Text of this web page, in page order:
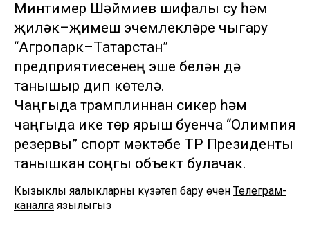
Минтимер Шәймиев шифалы су һәм
җиләк–җимеш эчемлекләре чыгару
“Агропарк–Татарстан”
предприятиесенең эше белән дә
танышыр дип көтелә.
Чаңгыда трамплиннан сикерү һәм
чаңгыда ике төр ярыш буенча “Олимпия
резервы” спорт мәктәбе ТР Президенты
танышкан соңгы объект булачак.
Кызыклы яңалыкларны күзәтеп бару өчен Телеграм-
каналга язылыгыз